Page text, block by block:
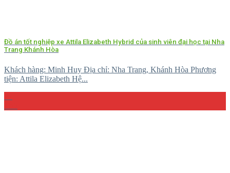
Đồ án tốt nghiệp xe Attila Elizabeth Hybrid của sinh viên đại học tại Nha
Trang Khánh Hòa
Khách hàng: Minh Huy Địa chỉ: Nha Trang, Khánh Hòa Phương
tiện: Attila Elizabeth Hệ...